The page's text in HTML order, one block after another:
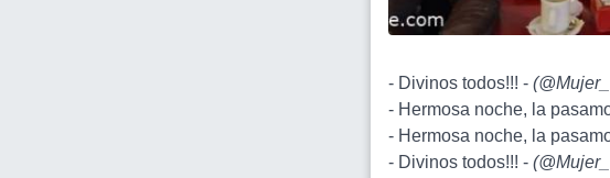
- Divinos todos!!! - (
- Hermosa noche, la
- Hermosa noche, la
- Divinos todos!!! - (